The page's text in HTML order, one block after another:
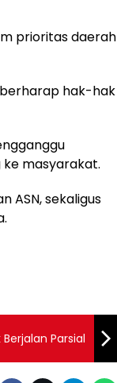
prioritas daerah
hak-hak
masyarakat.
ASN, sekaligus
Parsial